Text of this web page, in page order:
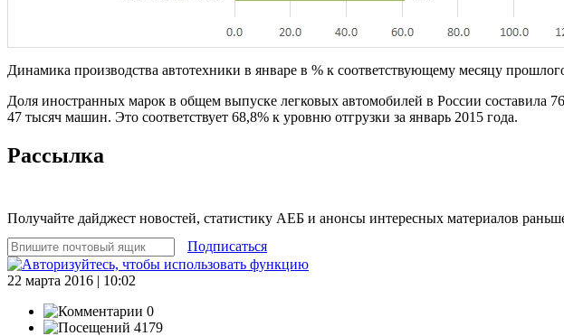
Динамика производства автотехники в январе в % к соответствующему месяцу
Доля иностранных марок в общем выпуске легковых автомобилей в России составила
47 тысяч машин. Это соответствует 68,8% к уровню отгрузки за январь 2015 года.
Рассылка
Получайте дайджест новостей, статистику АЕБ и анонсы интересных материалов
Подписаться
22 марта 2016 | 10:02
0
4179